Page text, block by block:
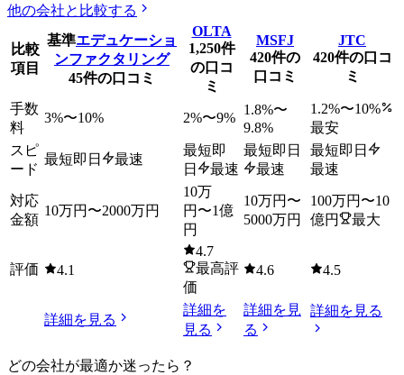
他の会社と比較する
比較
項目
基準エデュケーショ
ンファクタリング
45件の口コミ
OLTA
1,250件
の口コ
ミ
MSFJ
420件の
口コミ
JTC
420件の口コ
ミ
手数
料
3%〜10% 2%〜9%
1.8%〜
9.8%
1.2%〜10%
最安
スピ
ード
最短即日 最速
最短即
日
最速
最短即日
最速
最短即日
最速
対応
金額
10万円 〜2000万円
10万
円 〜1億
円
10万円 〜
5000万円
100万円 〜10
億円
最大
評価 4.1
4.7
最高評
価
4.6 4.5
詳細を見る
詳細を
見る
詳細を見
る
詳細を見る
どの会社が最適か迷ったら？